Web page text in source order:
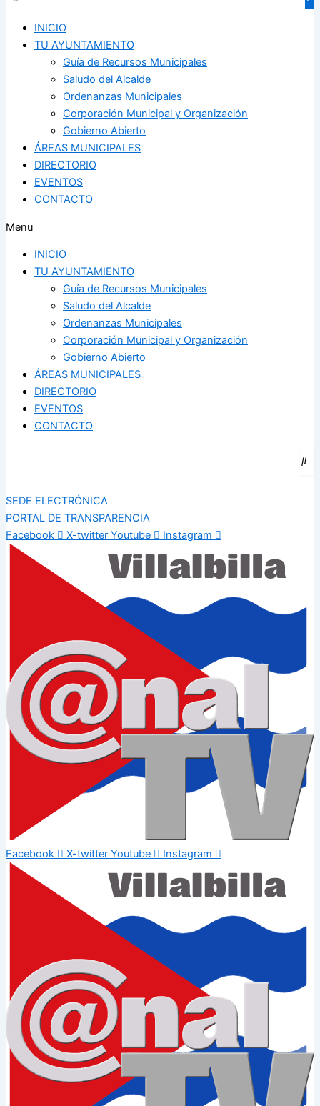
INICIO
TU AYUNTAMIENTO
Guía de Recursos Municipales
Saludo del Alcalde
Ordenanzas Municipales
Corporación Municipal y Organización
Gobierno Abierto
ÁREAS MUNICIPALES
DIRECTORIO
EVENTOS
CONTACTO
Menu
INICIO
TU AYUNTAMIENTO
Guía de Recursos Municipales
Saludo del Alcalde
Ordenanzas Municipales
Corporación Municipal y Organización
Gobierno Abierto
ÁREAS MUNICIPALES
DIRECTORIO
EVENTOS
CONTACTO
SEDE ELECTRÓNICA
PORTAL DE TRANSPARENCIA
Facebook
X-twitter Youtube Instagram
Facebook X-twitter Youtube Instagram